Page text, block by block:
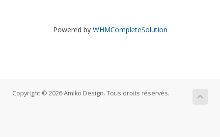
Powered by WHMCompleteSolution
Copyright © 2026 Amiko Design. Tous droits réservés.